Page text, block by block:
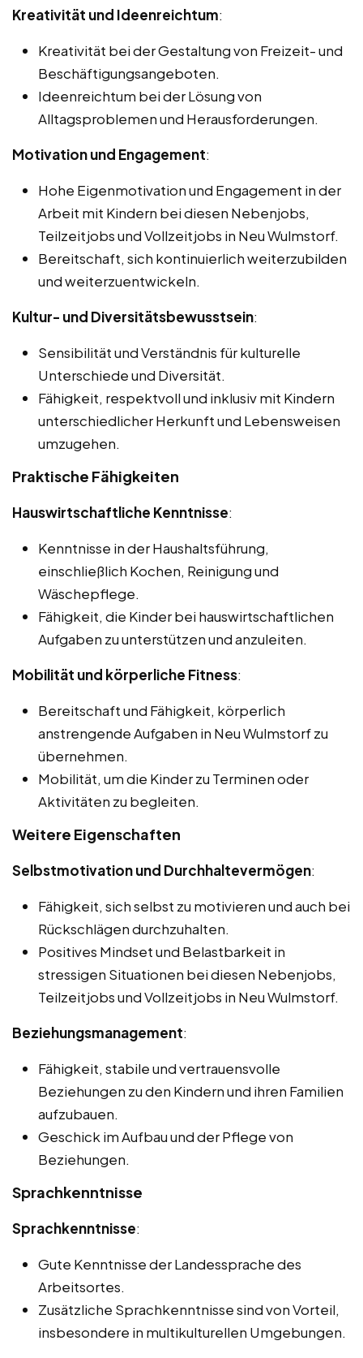
Kreativität und Ideenreichtum:
Kreativität bei der Gestaltung von Freizeit- und
Beschäftigungsangeboten.
Ideenreichtum bei der Lösung von
Alltagsproblemen und Herausforderungen.
Motivation und Engagement:
Hohe Eigenmotivation und Engagement in der
Arbeit mit Kindern bei diesen Nebenjobs,
Teilzeitjobs und Vollzeitjobs in Neu Wulmstorf.
Bereitschaft, sich kontinuierlich weiterzubilden
und weiterzuentwickeln.
Kultur- und Diversitätsbewusstsein:
Sensibilität und Verständnis für kulturelle
Unterschiede und Diversität.
Fähigkeit, respektvoll und inklusiv mit Kindern
unterschiedlicher Herkunft und Lebensweisen
umzugehen.
Praktische Fähigkeiten
Hauswirtschaftliche Kenntnisse:
Kenntnisse in der Haushaltsführung,
einschließlich Kochen, Reinigung und
Wäschepflege.
Fähigkeit, die Kinder bei hauswirtschaftlichen
Aufgaben zu unterstützen und anzuleiten.
Mobilität und körperliche Fitness:
Bereitschaft und Fähigkeit, körperlich
anstrengende Aufgaben in Neu Wulmstorf zu
übernehmen.
Mobilität, um die Kinder zu Terminen oder
Aktivitäten zu begleiten.
Weitere Eigenschaften
Selbstmotivation und Durchhaltevermögen:
Fähigkeit, sich selbst zu motivieren und auch bei
Rückschlägen durchzuhalten.
Positives Mindset und Belastbarkeit in
stressigen Situationen bei diesen Nebenjobs,
Teilzeitjobs und Vollzeitjobs in Neu Wulmstorf.
Beziehungsmanagement:
Fähigkeit, stabile und vertrauensvolle
Beziehungen zu den Kindern und ihren Familien
aufzubauen.
Geschick im Aufbau und der Pflege von
Beziehungen.
Sprachkenntnisse
Sprachkenntnisse:
Gute Kenntnisse der Landessprache des
Arbeitsortes.
Zusätzliche Sprachkenntnisse sind von Vorteil,
insbesondere in multikulturellen Umgebungen.